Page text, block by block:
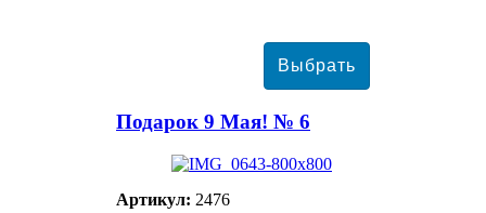
Подарок 9 Мая! № 6
Артикул: 2476